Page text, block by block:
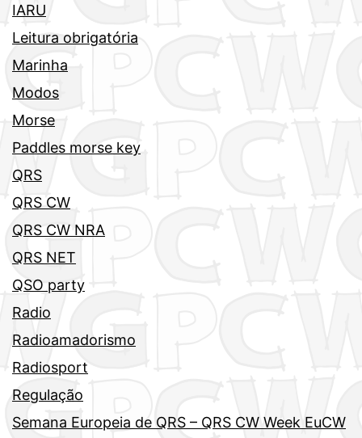
IARU
Leitura obrigatória
Marinha
Modos
Morse
Paddles morse key
QRS
QRS CW
QRS CW NRA
QRS NET
QSO party
Radio
Radioamadorismo
Radiosport
Regulação
Semana Europeia de QRS – QRS CW Week EuCW